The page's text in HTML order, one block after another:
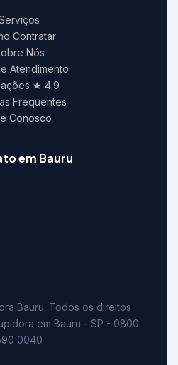
Contratar
Nós
Atendimento
★ 4.9
Frequentes
Conosco
em Bauru
Bauru. Todos os direitos
em Bauru - SP - 0800
0040